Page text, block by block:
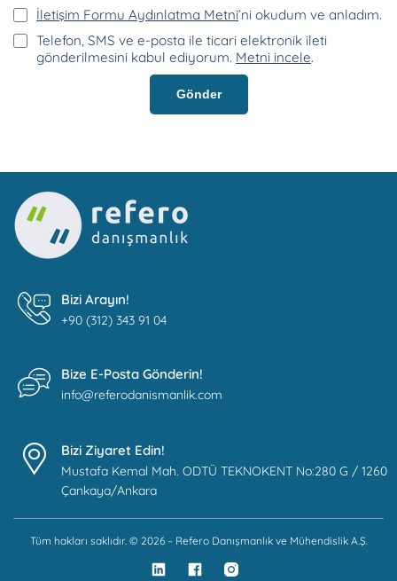
İletişim Formu Aydınlatma Metni’ni okudum ve anladım.
Telefon, SMS ve e-posta ile ticari elektronik ileti
gönderilmesini kabul ediyorum. Metni incele.
Gönder
Bizi Arayın!
+90 (312) 343 91 04
Bize E-Posta Gönderin!
info@referodanismanlik.com
Bizi Ziyaret Edin!
Mustafa Kemal Mah. ODTÜ TEKNOKENT No:280 G / 1260
Çankaya/Ankara
Tüm hakları saklıdır. © 2026 – Refero Danışmanlık ve Mühendislik A.Ş.